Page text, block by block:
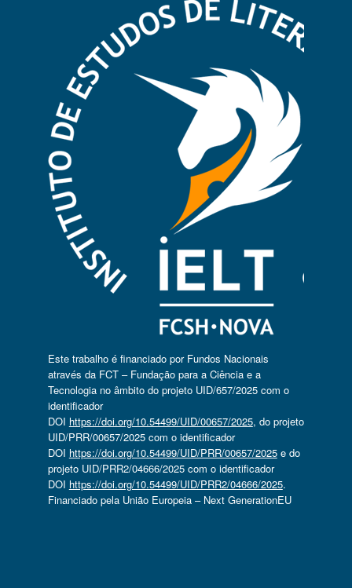
Este trabalho é financiado por Fundos Nacionais
através da FCT – Fundação para a Ciência e a
Tecnologia no âmbito do projeto UID/657/2025 com o
identificador
DOI https://doi.org/10.54499/UID/00657/2025, do projeto
UID/PRR/00657/2025 com o identificador
DOI https://doi.org/10.54499/UID/PRR/00657/2025e do
projeto UID/PRR2/04666/2025 com o identificador
DOI https://doi.org/10.54499/UID/PRR2/04666/2025.
Financiado pela União Europeia – Next GenerationEU